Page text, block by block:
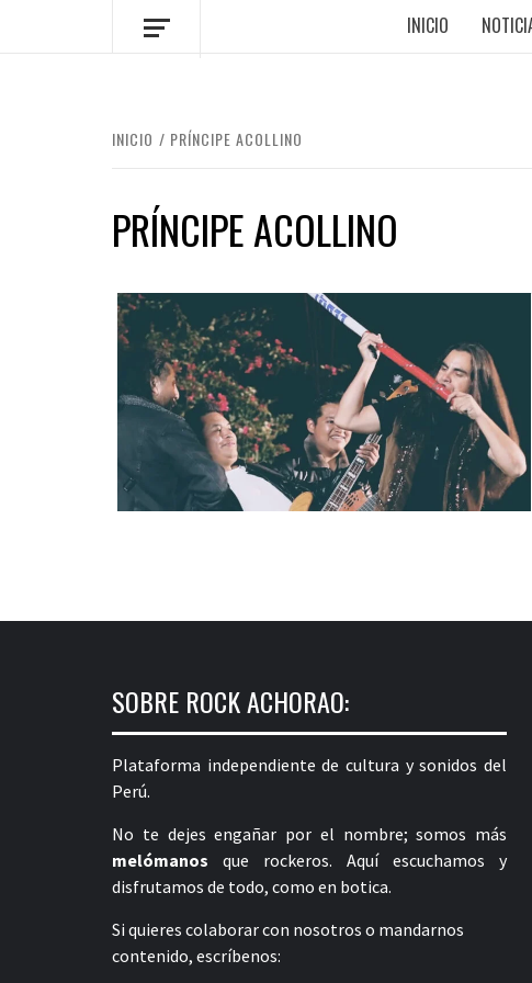
INICIO
INICIO PRÍNCIPE ACOLLINO
PRÍNCIPE ACOLLINO
SOBRE ROCK ACHORAO:
Plataforma independiente de cultura y sonidos del
Perú.
No te dejes engañar por el nombre; somos más
melómanos que rockeros. Aquí escuchamos y
disfrutamos de todo, como en botica.
Si quieres colaborar con nosotros o mandarnos
contenido, escríbenos: